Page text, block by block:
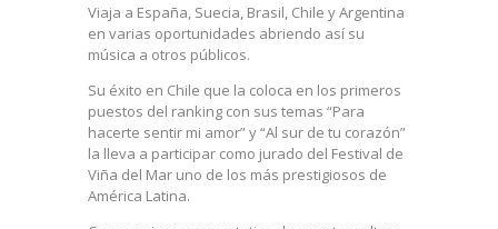
Viaja a España, Suecia, Brasil, Chile y Argentina
en varias oportunidades abriendo así su
música a otros públicos.
Su éxito en Chile que la coloca en los primeros
puestos del ranking con sus temas “Para
hacerte sentir mi amor” y “Al sur de tu corazón”
la lleva a participar como jurado del Festival de
Viña del Mar uno de los más prestigiosos de
América Latina.